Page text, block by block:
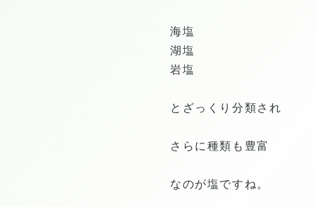
海塩
湖塩
岩塩
とざっくり分類され
さらに種類も豊富
なのが塩ですね。